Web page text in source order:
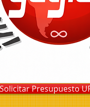
Presupuesto